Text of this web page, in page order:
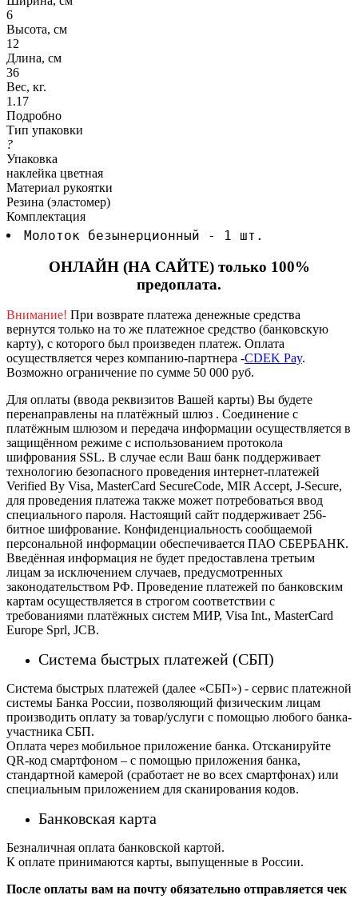
6
Высота, см
12
Длина, см
36
Вес, кг.
1.17
Подробно
Тип упаковки
?
Упаковка
наклейка цветная
Материал рукоятки
Резина (эластомер)
Комплектация
Молоток безынерционный - 1 шт.
ОНЛАЙН (НА САЙТЕ) только 100%
предоплата.
Внимание! При возврате платежа денежные средства
вернутся только на то же платежное средство (банковскую
карту), с которого был произведен платеж. Оплата
осуществляется через компанию-партнера -CDEK Pay.
Возможно ограничение по сумме 50 000 руб.
Для оплаты (ввода реквизитов Вашей карты) Вы будете
перенаправлены на платёжный шлюз . Соединение с
платёжным шлюзом и передача информации осуществляется в
защищённом режиме с использованием протокола
шифрования SSL. В случае если Ваш банк поддерживает
технологию безопасного проведения интернет-платежей
Verified By Visa, MasterCard SecureCode, MIR Accept, J-Secure,
для проведения платежа также может потребоваться ввод
специального пароля. Настоящий сайт поддерживает 256-
битное шифрование. Конфиденциальность сообщаемой
персональной информации обеспечивается ПАО СБЕРБАНК.
Введённая информация не будет предоставлена третьим
лицам за исключением случаев, предусмотренных
законодательством РФ. Проведение платежей по банковским
картам осуществляется в строгом соответствии с
требованиями платёжных систем МИР, Visa Int., MasterCard
Europe Sprl, JCB.
Система быстрых платежей (СБП)
Система быстрых платежей (далее «СБП») - сервис платежной
системы Банка России, позволяющий физическим лицам
производить оплату за товар/услуги с помощью любого банка-
участника СБП.
Оплата через мобильное приложение банка. Отсканируйте
QR-код смартфоном – с помощью приложения банка,
стандартной камерой (сработает не во всех смартфонах) или
специальным приложением для сканирования кодов.
Банковская карта
Безналичная оплата банковской картой.
К оплате принимаются карты, выпущенные в России.
После оплаты вам на почту обязательно отправляется чек